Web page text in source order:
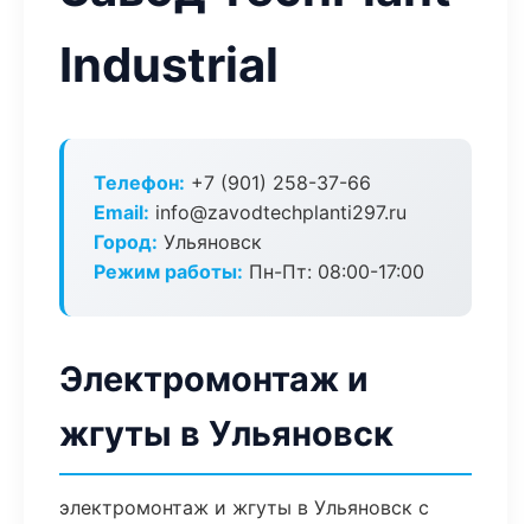
Industrial
Телефон: +7 (901) 258-37-66
Email: info@zavodtechplanti297.ru
Город: Ульяновск
Режим работы: Пн-Пт: 08:00-17:00
Электромонтаж и
жгуты в Ульяновск
электромонтаж и жгуты в Ульяновск с